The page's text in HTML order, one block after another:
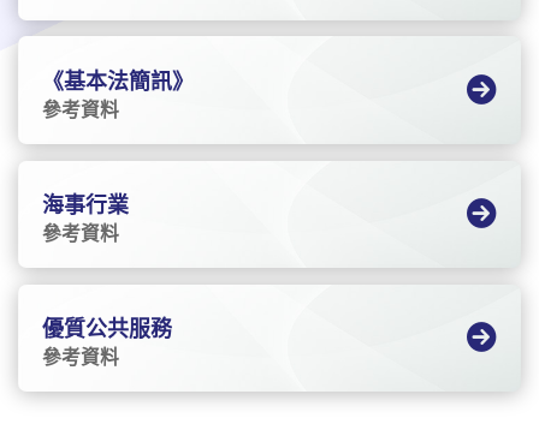
《基本法簡訊》
參考資料
海事行業
參考資料
優質公共服務
參考資料